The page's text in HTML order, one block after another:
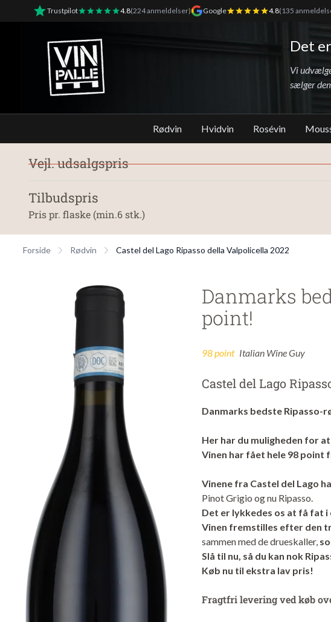
Trustpilot 4.8(224 anmeldelser) Google 4.8(135
Vinpalle - Forside Det
Vi
sælger
Rødvin Hvidvin Rosévin
Vejl. udsalgspris
Tilbudspris
Pris pr. flaske (min.6 stk.)
Forside Rødvin Castel del Lago Ripasso della Valpolicella 2022
Danmarks
point!
98 point Italian Wine Guy
Castel del Lago
Danmarks bedste Ripasso-
Her har du muligheden for
Vinen har fået hele 98 point
Vinene fra Castel del Lago
Pinot Grigio og nu Ripasso.
Det er lykkedes os at få fat i
Vinen fremstilles efter den
sammen med de drueskaller,
Slå til nu, så du kan nok
Køb nu til ekstra lav pris!
Fragtfri levering ved køb